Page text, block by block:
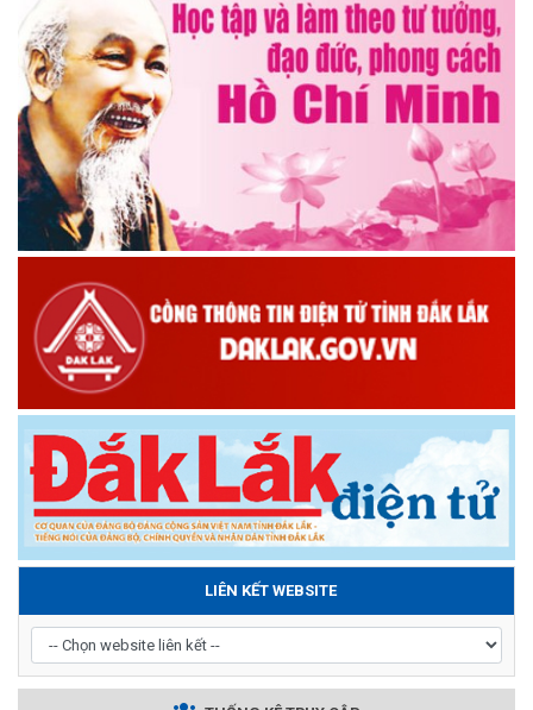
LIÊN KẾT WEBSITE